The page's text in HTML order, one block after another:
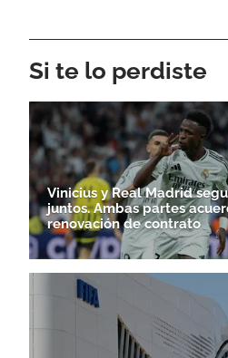
Si te lo perdiste
Vinicius y Real Madrid
juntos. Ambas partes
renovación de contrato